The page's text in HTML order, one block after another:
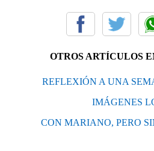
OTROS ARTÍCULOS
REFLEXIÓN A UNA
IMÁGENES
CON MARIANO, PERO